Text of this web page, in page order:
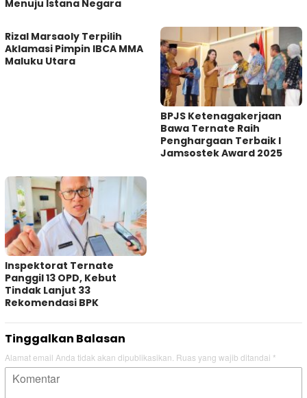
Menuju Istana Negara
Rizal Marsaoly Terpilih
Aklamasi Pimpin IBCA MMA
Maluku Utara
BPJS Ketenagakerjaan
Bawa Ternate Raih
Penghargaan Terbaik I
Jamsostek Award 2025
Inspektorat Ternate
Panggil 13 OPD, Kebut
Tindak Lanjut 33
Rekomendasi BPK
Tinggalkan Balasan
Alamat email Anda tidak akan dipublikasikan. Ruas yang wajib ditandai *